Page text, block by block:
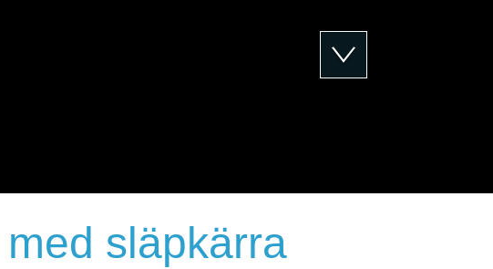
släpkärra